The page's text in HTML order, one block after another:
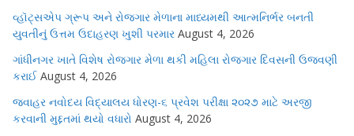
વ્હૉટ્સએપ ગ્રૂપ અને રોજગાર મેળાના માધ્યમથી આત્મનિર્ભર બનતી
યુવતીનું ઉત્તમ ઉદાહરણ ખુશી પરમાર August 4, 2026
ગાંધીનગર ખાતે વિશેષ રોજગાર મેળા થકી મહિલા રોજગાર દિવસની ઉજવણી
કરાઈ August 4, 2026
જવાહર નવોદય વિદ્યાલય ધોરણ-૬ પ્રવેશ પરીક્ષા ૨૦૨૭ માટે અરજી
કરવાની મુદ્દતમાં થયો વધારો August 4, 2026